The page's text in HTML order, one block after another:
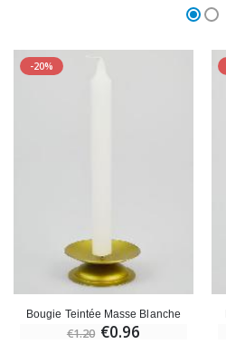
-20%
Bougie Teintée Masse Blanche
€1.20 €0.96